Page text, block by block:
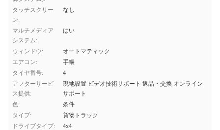
タッチスクリー
ン:
なし
マルチメディア
システム:
はい
ウィンドウ:
オートマティック
エアコン:
手帳
タイヤ番号:
4
アフターサービ
ス提供:
現地設置 ビデオ技術サポート 返品・交換 オンライン
サポート
色:
条件
タイプ:
貨物トラック
ドライブタイプ:
4x4